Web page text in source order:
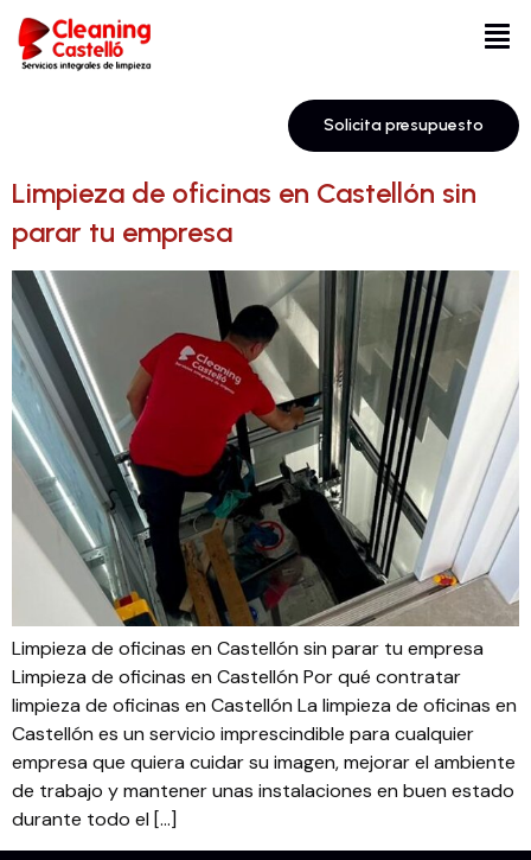
Solicita presupuesto
Limpieza de oficinas en Castellón sin
parar tu empresa
Limpieza de oficinas en Castellón sin parar tu empresa
Limpieza de oficinas en Castellón Por qué contratar
limpieza de oficinas en Castellón La limpieza de oficinas en
Castellón es un servicio imprescindible para cualquier
empresa que quiera cuidar su imagen, mejorar el ambiente
de trabajo y mantener unas instalaciones en buen estado
durante todo el […]